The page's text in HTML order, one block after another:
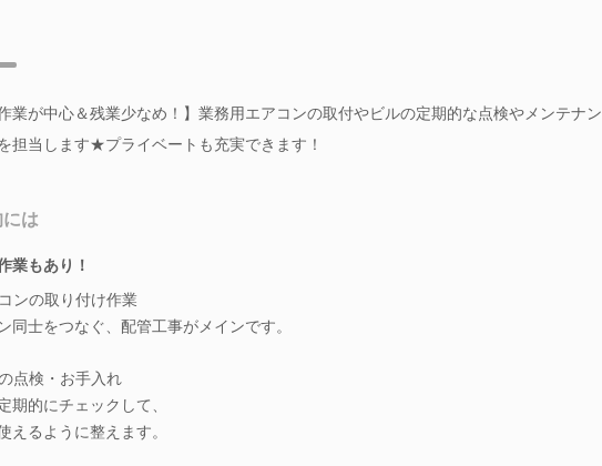
作業が中心＆残業少なめ！】業務用エアコンの取付やビルの定期的な点検やメンテナン
担当します★プライベートも充実できます！
は
業もあり！
ンの取り付け作業
同士をつなぐ、配管工事がメインです。
点検・お手入れ
期的にチェックして、
えるように整えます。